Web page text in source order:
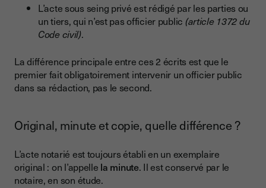
L’acte sous seing privé est rédigé par les parties ou
un tiers, qui n’est pas officier public (article 1372 du
Code civil).
La différence principale entre ces 2 écrits est que le
premier fait obligatoirement intervenir un officier public
dans sa rédaction, pas le second.
Original, minute et copie, quelle différence ?
L’acte notarié est toujours établi en un exemplaire
original : on l’appelle la minute. Il est conservé par le
notaire, en son étude.